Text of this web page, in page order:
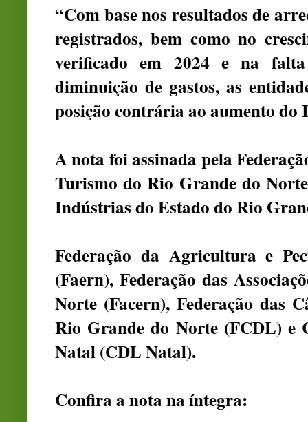
“Com base nos resultados de
registrados, bem como no
verificado em 2024 e na
diminuição de gastos, as
posição contrária ao aumento do
A nota foi assinada pela
Turismo do Rio Grande do
Indústrias do Estado do Rio
Federação da Agricultura e
(Faern), Federação das
Norte (Facern), Federação das
Rio Grande do Norte (FCDL) e
Natal (CDL Natal).
Confira a nota na íntegra: